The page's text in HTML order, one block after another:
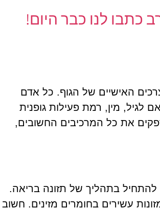
כתבו לנו כבר היום!
האישיים של הגוף. כל אדם
לגיל, מין, רמת פעילות גופנית
את כל המרכיבים החשובים,
להתחיל בתהליך של תזונה בריאה.
עשירים בחומרים מזינים. חשוב